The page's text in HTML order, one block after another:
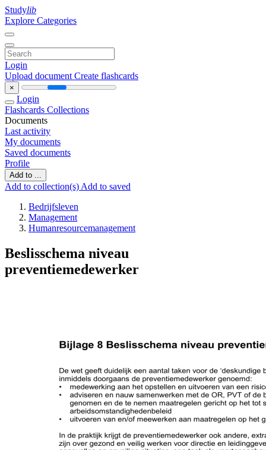
Studylib
Explore Categories
Login
Upload document Create flashcards
×
Login
Flashcards Collections
Documents
Last activity
My documents
Saved documents
Profile
Add to ...
Add to collection(s) Add to saved
Bedrijfsleven
Management
Humanresourcemanagement
Beslisschema niveau
preventiemedewerker